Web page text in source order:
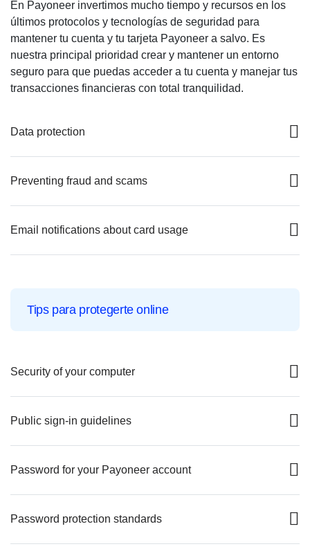
En Payoneer invertimos mucho tiempo y recursos en los
últimos protocolos y tecnologías de seguridad para
mantener tu cuenta y tu tarjeta Payoneer a salvo. Es
nuestra principal prioridad crear y mantener un entorno
seguro para que puedas acceder a tu cuenta y manejar tus
transacciones financieras con total tranquilidad.
Data protection
Preventing fraud and scams
Email notifications about card usage
Tips para protegerte online
Security of your computer
Public sign-in guidelines
Password for your Payoneer account
Password protection standards